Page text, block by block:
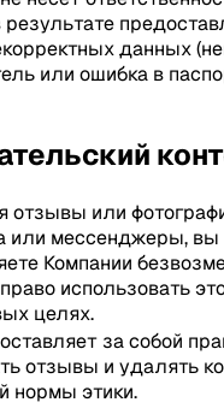
данных
или ошибка в
отзывы или
или мессенджеры, вы
Компании
использовать
целях.
за собой
отзывы и удалять
нормы этики.